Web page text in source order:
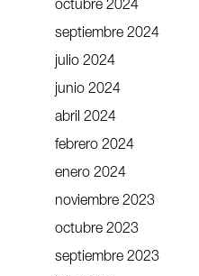
octubre 2024
septiembre 2024
julio 2024
junio 2024
abril 2024
febrero 2024
enero 2024
noviembre 2023
octubre 2023
septiembre 2023